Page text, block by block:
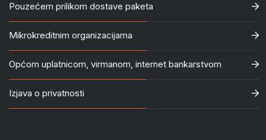
Pouzećem prilikom dostave paketa
Mikrokreditnim organizacijama
Općom uplatnicom, virmanom, internet bankarstvom
Izjava o privatnosti